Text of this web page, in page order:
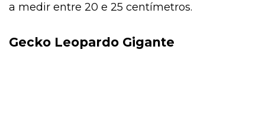
a medir entre 20 e 25 centímetros.
Gecko Leopardo Gigante